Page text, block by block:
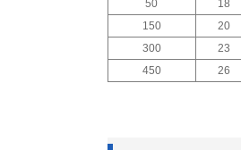
50
18
150
20
300
23
450
26